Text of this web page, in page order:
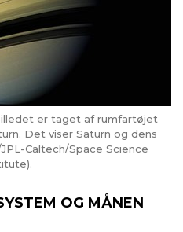
er taget af rumfartøjet
Det viser Saturn og dens
Caltech/Space Science
OG MÅNEN